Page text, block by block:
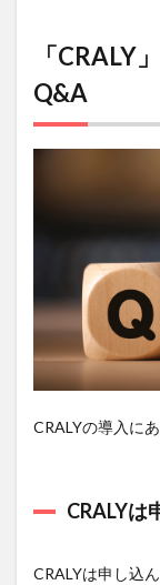
「CRALY
Q&A
CRALYの導入に
CRALYは
CRALYは申し込